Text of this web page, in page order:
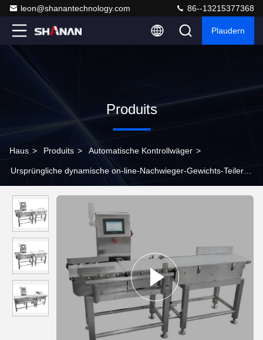
leon@shanantechnology.com 86--13215377368
Plaudern
Produits
Haus > Produits > Automatische Kontrollwäger >
Ursprüngliche dynamische on-line-Nachwieger-Gewichts-Teiler-